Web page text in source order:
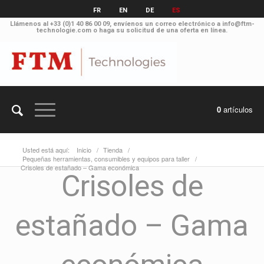
FR EN DE
ES
Llámenos al +33 (0)1 40 86 00 09, envíenos un correo electrónico a info@ftm-
technologie.com o haga su solicitud de una oferta en línea.
0 artículos
Usted está aquí: Inicio / Tienda /
Pequeñas herramientas, consumibles y equipos para taller /
Crisoles de estañado – Gama económica
Crisoles de
estañado – Gama